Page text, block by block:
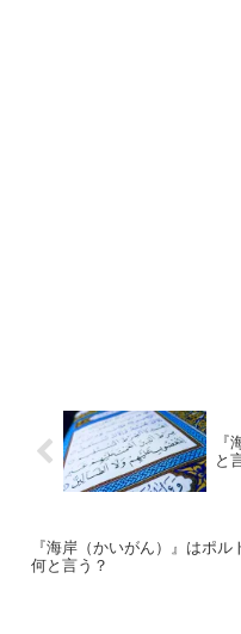
と
『海岸（かいがん）』はポル
何と言う？